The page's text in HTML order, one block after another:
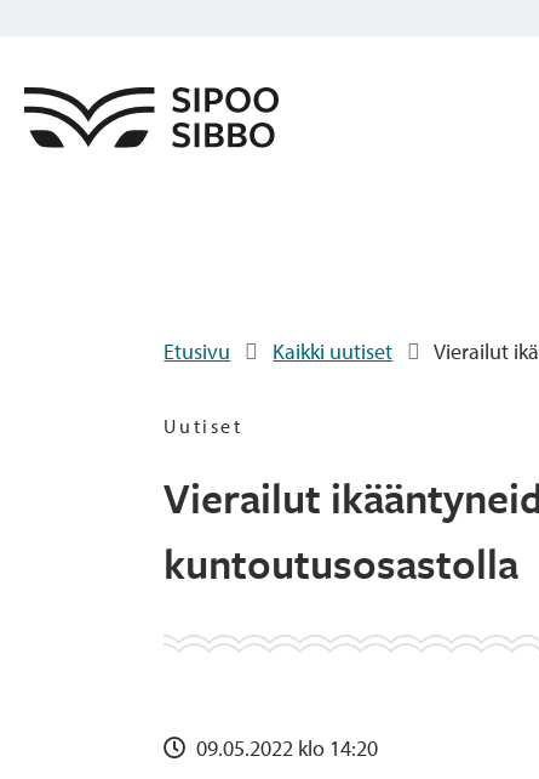
Etusivu Kaikki uutiset Vierailut
Uutiset
Vierailut
kuntoutusosastolla
09.05.2022 klo 14:20